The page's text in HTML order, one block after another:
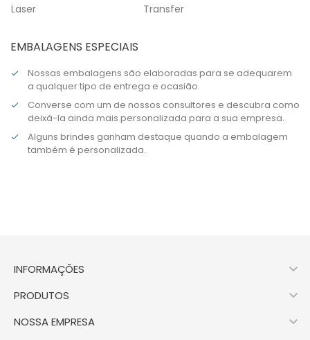
Laser
Transfer
EMBALAGENS ESPECIAIS
Nossas embalagens são elaboradas para se adequarem
a qualquer tipo de entrega e ocasião.
Converse com um de nossos consultores e descubra como
deixá-la ainda mais personalizada para a sua empresa.
Alguns brindes ganham destaque quando a embalagem
também é personalizada.
INFORMAÇÕES 
PRODUTOS 
NOSSA EMPRESA 